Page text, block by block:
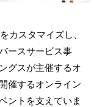
カスタマイズし、
ースサービス事
グスが主催するオ
催するオンライン
ントを支えていま